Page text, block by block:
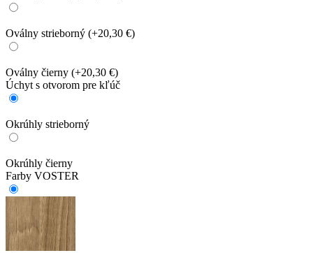
Oválny strieborný (+20,30 €)
Oválny čierny (+20,30 €)
Úchyt s otvorom pre kľúč
Okrúhly strieborný
Okrúhly čierny
Farby VOSTER